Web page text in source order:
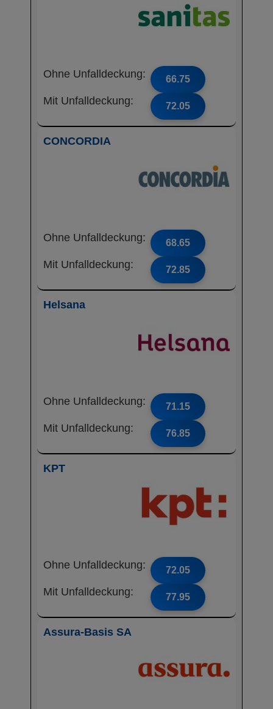
Ohne Unfalldeckung: 66.75
Mit Unfalldeckung: 72.05
CONCORDIA
Ohne Unfalldeckung: 68.65
Mit Unfalldeckung: 72.85
Helsana
Ohne Unfalldeckung: 71.15
Mit Unfalldeckung: 76.85
KPT
Ohne Unfalldeckung: 72.05
Mit Unfalldeckung: 77.95
Assura-Basis SA